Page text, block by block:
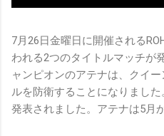
7月26日金曜日に開催される
われる2つのタイトルマッチが
ャンピオンのアテナは、クイ
ルを防衛することになりまし
発表されました。アテナは5月